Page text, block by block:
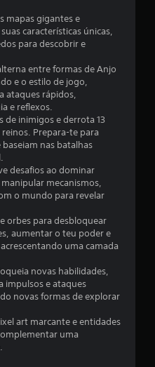
mapas gigantes e
características únicas,
para descobrir e
entre formas de Anjo
e o estilo de jogo,
ataques rápidos,
e reflexos.
de inimigos e derrota 13
Prepara-te para
nas batalhas
desafios ao dominar
mecanismos,
o mundo para revelar
orbes para desbloquear
aumentar o teu poder e
uma camada
novas habilidades,
impulsos e ataques
novas formas de explorar
art marcante e entidades
uma